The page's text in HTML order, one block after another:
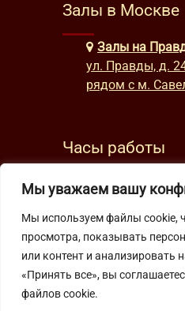
Мы уважаем вашу
Мы используем файлы cookie,
просмотра, показывать
или контент и
«Принять все», вы
файлов cookie.
Залы в Москве
Залы на
ул. Правды, д.
рядом с м.
Часы работы
будни: с 9:00
Подпишитесь на нашу